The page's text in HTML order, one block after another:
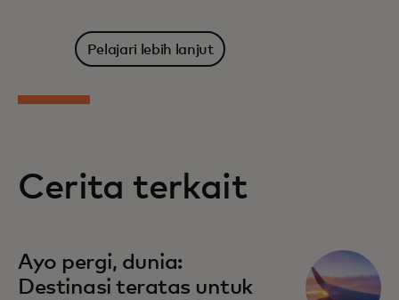
Pelajari lebih lanjut
Cerita terkait
Ayo pergi, dunia:
Destinasi teratas untuk